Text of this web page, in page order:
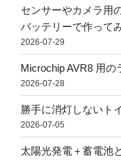
センサーやカメラ用
バッテリーで作って
2026-07-29
Microchip AVR8 用
2026-07-28
勝手に消灯しないト
2026-07-05
太陽光発電＋蓄電池